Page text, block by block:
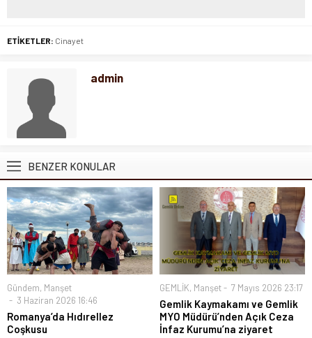
ETİKETLER: Cinayet
admin
BENZER KONULAR
Gündem, Manşet
3 Haziran 2026 16:46
Romanya’da Hıdırellez
Coşkusu
GEMLİK, Manşet 7 Mayıs 2026 23:17
Gemlik Kaymakamı ve Gemlik
MYO Müdürü’nden Açık Ceza
İnfaz Kurumu’na ziyaret